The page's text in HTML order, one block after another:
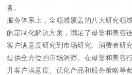
务。
服务体系上，全领域覆盖的八大研究领
的定制化解决方案，满足了母婴和美容
客户满意度研究到市场研究、消费者研
提供全方位的市场洞察。在母婴和美容
升客户满意度、优化产品和服务策略等